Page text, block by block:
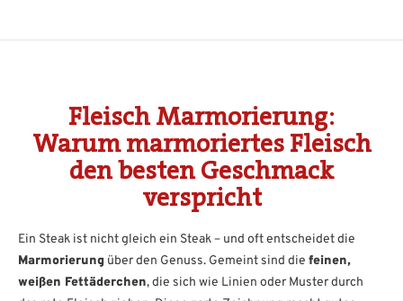
Fleisch Marmorierung:
Warum marmoriertes Fleisch
den besten Geschmack
verspricht
Ein Steak ist nicht gleich ein Steak – und oft entscheidet die
Marmorierung über den Genuss. Gemeint sind die feinen,
weißen Fettäderchen, die sich wie Linien oder Muster durch